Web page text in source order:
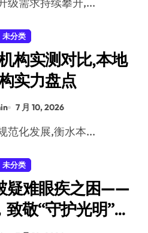
未分类
构实测对比,本地
实力盘点
7 月 10, 2026
范化发展,衡水本...
未分类
疑难眼疾之困——
敬“守护光明”的